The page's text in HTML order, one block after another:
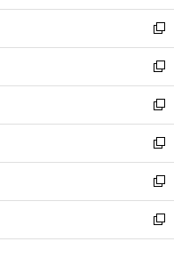
開
く
ウ
で
開
く
ン
ド
ウ
で
開
く
新
し
い
ウ
ィ
ン
ド
ウ
で
開
く
新
し
い
ウ
ィ
ン
ド
ウ
で
開
新
し
い
ウ
ィ
ン
ド
ウ
新
し
い
ウ
ィ
ン
新
し
い
ウ
新
し